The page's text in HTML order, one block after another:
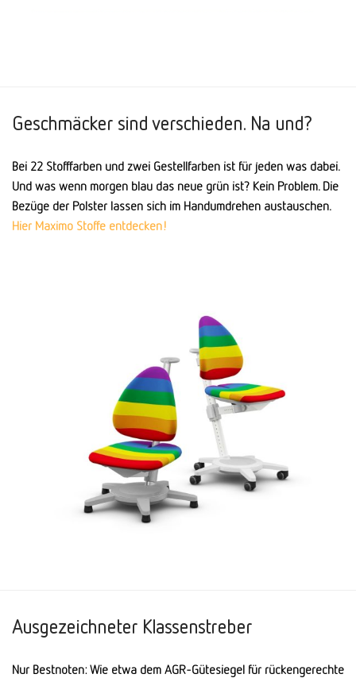
Geschmäcker sind verschieden. Na und?
Bei 22 Stofffarben und zwei Gestellfarben ist für jeden was dabei.
Und was wenn morgen blau das neue grün ist? Kein Problem. Die
Bezüge der Polster lassen sich im Handumdrehen austauschen.
Hier Maximo Stoffe entdecken!
Ausgezeichneter Klassenstreber
Nur Bestnoten: Wie etwa dem AGR-Gütesiegel für rückengerechte